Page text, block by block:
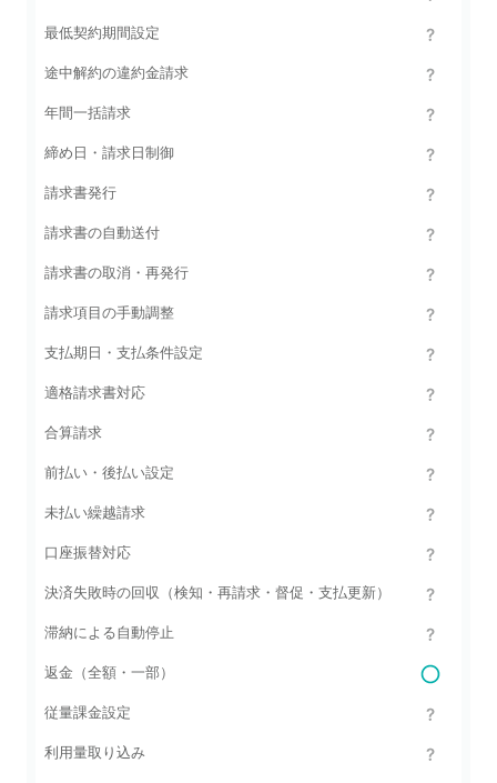
最低契約期間設定
途中解約の違約金請求
年間一括請求
締め日・請求日制御
請求書発行
請求書の自動送付
請求書の取消・再発行
請求項目の手動調整
支払期日・支払条件設定
適格請求書対応
合算請求
前払い・後払い設定
未払い繰越請求
口座振替対応
決済失敗時の回収（検知・再請求・督促・支払更新）
滞納による自動停止
返金（全額・一部）
従量課金設定
利用量取り込み